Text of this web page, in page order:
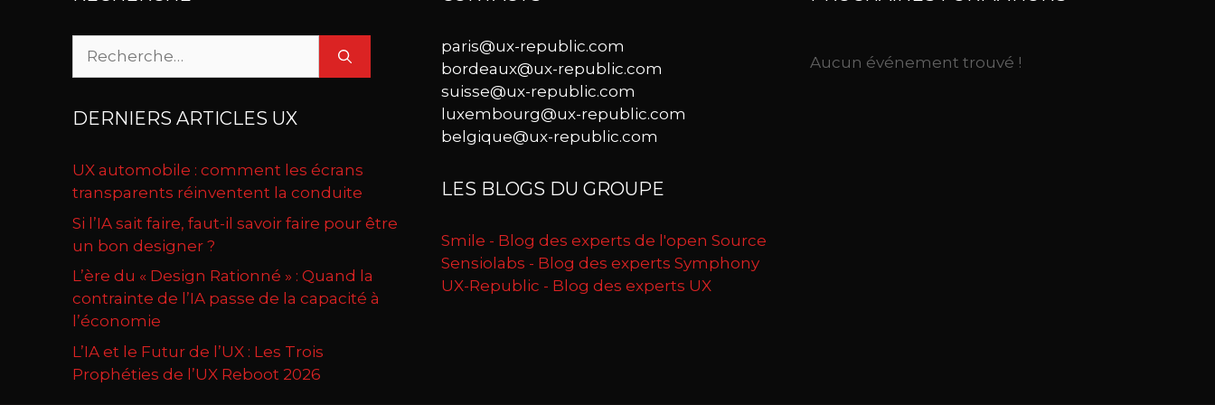
Rechercher :
DERNIERS ARTICLES UX
UX automobile : comment les écrans
transparents réinventent la conduite
Si l’IA sait faire, faut-il savoir faire pour être
un bon designer ?
L’ère du « Design Rationné » : Quand la
contrainte de l’IA passe de la capacité à
l’économie
L’IA et le Futur de l’UX : Les Trois
Prophéties de l’UX Reboot 2026
paris@ux-republic.com
bordeaux@ux-republic.com
suisse@ux-republic.com
luxembourg@ux-republic.com
belgique@ux-republic.com
LES BLOGS DU GROUPE
Smile - Blog des experts de l'open Source
Sensiolabs - Blog des experts Symphony
UX-Republic - Blog des experts UX
Aucun événement trouvé !